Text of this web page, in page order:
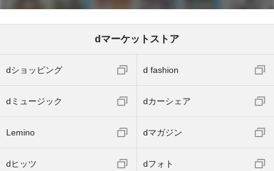
dマーケットストア
dショッピング d fashion
dミュージック dカーシェア
Lemino dマガジン
dヒッツ dフォト